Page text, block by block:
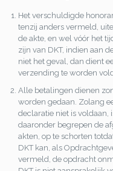
Het verschuldigde
tenzij anders vermeld,
de akte, en wel vóór het
zijn van DKT, indien aan
niet het geval, dan dient
verzending te worden
Alle betalingen dienen
worden gedaan. Zolang
declaratie niet is voldaan,
daaronder begrepen de
akten, op te schorten
DKT kan, als
vermeld, de opdracht